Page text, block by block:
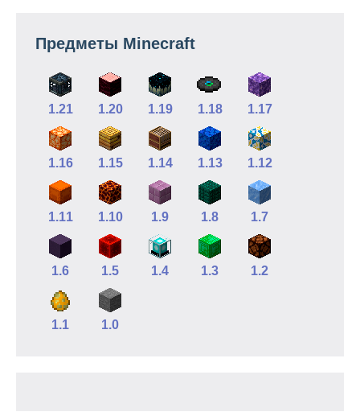
Предметы Minecraft
1.21 1.20 1.19 1.18 1.17
1.16 1.15 1.14 1.13 1.12
1.11 1.10 1.9 1.8 1.7
1.6 1.5 1.4 1.3 1.2
1.1 1.0